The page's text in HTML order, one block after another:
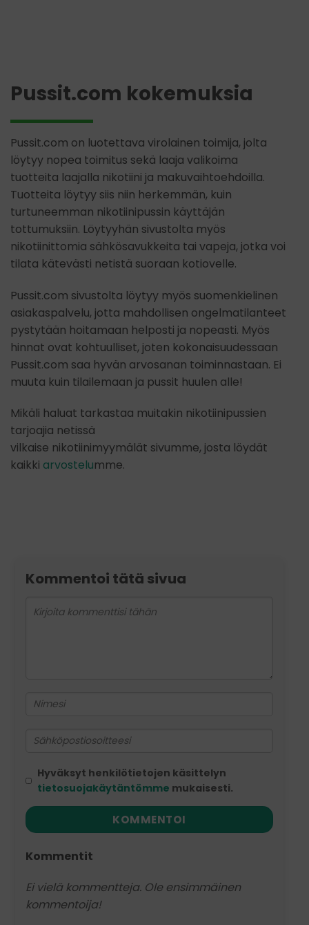
Pussit.com kokemuksia
Pussit.com on luotettava virolainen toimija, jolta
löytyy nopea toimitus sekä laaja valikoima
tuotteita laajalla nikotiini ja makuvaihtoehdoilla.
Tuotteita löytyy siis niin herkemmän, kuin
turtuneemman nikotiinipussin käyttäjän
tottumuksiin. Löytyyhän sivustolta myös
nikotiinittomia sähkösavukkeita tai vapeja, jotka voi
tilata kätevästi netistä suoraan kotiovelle.
Pussit.com sivustolta löytyy myös suomenkielinen
asiakaspalvelu, jotta mahdollisen ongelmatilanteet
pystytään hoitamaan helposti ja nopeasti. Myös
hinnat ovat kohtuulliset, joten kokonaisuudessaan
Pussit.com saa hyvän arvosanan toiminnastaan. Ei
muuta kuin tilailemaan ja pussit huulen alle!
Mikäli haluat tarkastaa muitakin nikotiinipussien
tarjoajia netissä
vilkaise nikotiinimyymälät sivumme, josta löydät
kaikki arvostelumme.
Kommentoi tätä sivua
Hyväksyt henkilötietojen käsittelyn
tietosuojakäytäntömme mukaisesti.
KOMMENTOI
Kommentit
Ei vielä kommentteja. Ole ensimmäinen
kommentoija!